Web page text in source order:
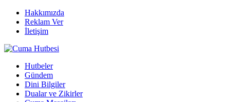
Hakkımızda
Reklam Ver
İletişim
Hutbeler
Gündem
Dini Bilgiler
Dualar ve Zikirler